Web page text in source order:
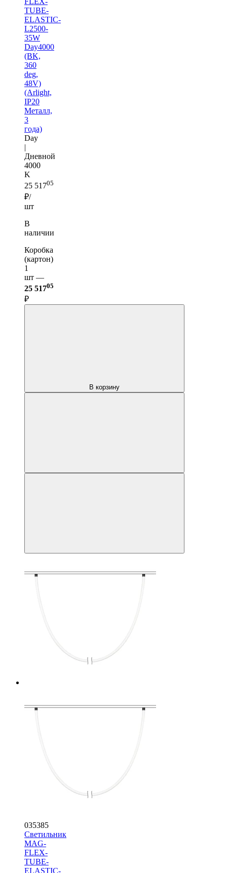
TUBE-
ELASTIC-
L2500-
35W
Day4000
(BK,
360
deg,
48V)
(Arlight,
IP20
Металл,
3
года)
Day
|
Дневной
4000
K
25 51705
₽/
шт
В
наличии
Коробка
(картон)
1
шт —
25 51705
₽
В корзину
035385
Светильник
MAG-
FLEX-
TUBE-
ELASTIC-